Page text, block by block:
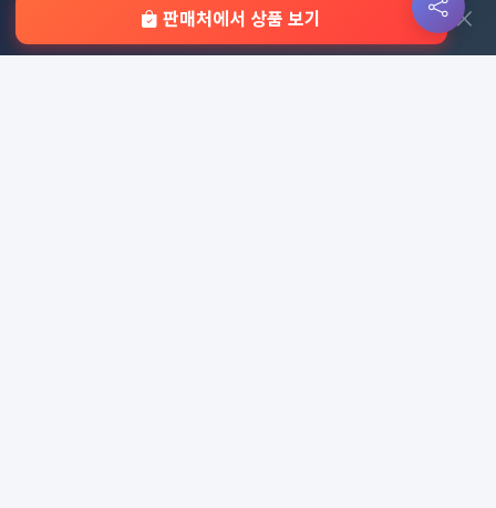
판매처에서 상품 보기 ×
자주 묻는 질문